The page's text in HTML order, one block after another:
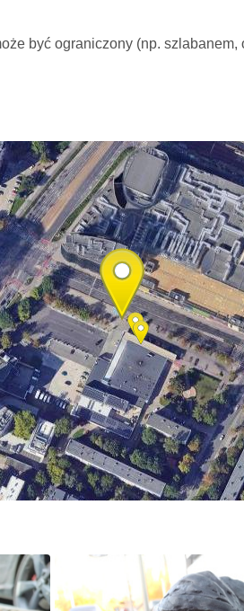
być ograniczony (np.